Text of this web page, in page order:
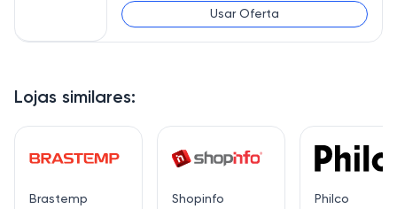
Lojas similares:
Brastemp Shopinfo Philco
Usar Oferta